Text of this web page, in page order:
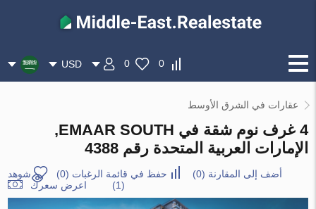
0
0
USD
عقارات في الشرق الأوسط
4 غرف نوم شقة في EMAAR SOUTH,
الإمارات العربية المتحدة رقم 4388
أضف إلى المقارنة (
0
) حفظ في قائمة الرغبات (
0
)
شوهد
(1)
اعرض سعرك